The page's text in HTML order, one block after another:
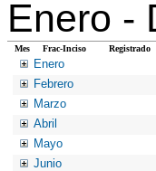
Enero -
Mes Frac-Inciso Registrado
Enero
Febrero
Marzo
Abril
Mayo
Junio